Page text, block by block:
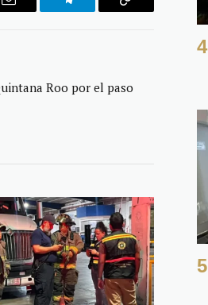
Email Telegram Copy
Roo por el paso